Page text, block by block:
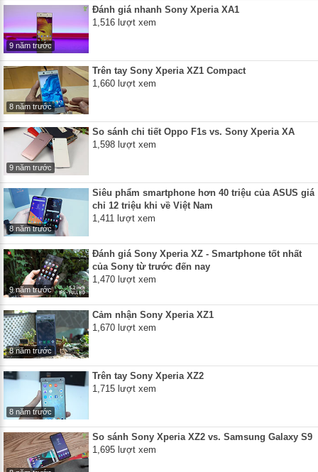
9 năm trước
Đánh giá nhanh Sony Xperia XA1
1,516 lượt xem
8 năm trước
Trên tay Sony Xperia XZ1 Compact
1,660 lượt xem
9 năm trước
So sánh chi tiết Oppo F1s vs. Sony Xperia XA
1,598 lượt xem
8 năm trước
Siêu phẩm smartphone hơn 40 triệu của ASUS giá
chỉ 12 triệu khi về Việt Nam
1,411 lượt xem
9 năm trước
Đánh giá Sony Xperia XZ - Smartphone tốt nhất
của Sony từ trước đến nay
1,470 lượt xem
8 năm trước
Cảm nhận Sony Xperia XZ1
1,670 lượt xem
8 năm trước
Trên tay Sony Xperia XZ2
1,715 lượt xem
So sánh Sony Xperia XZ2 vs. Samsung Galaxy S9
1,695 lượt xem